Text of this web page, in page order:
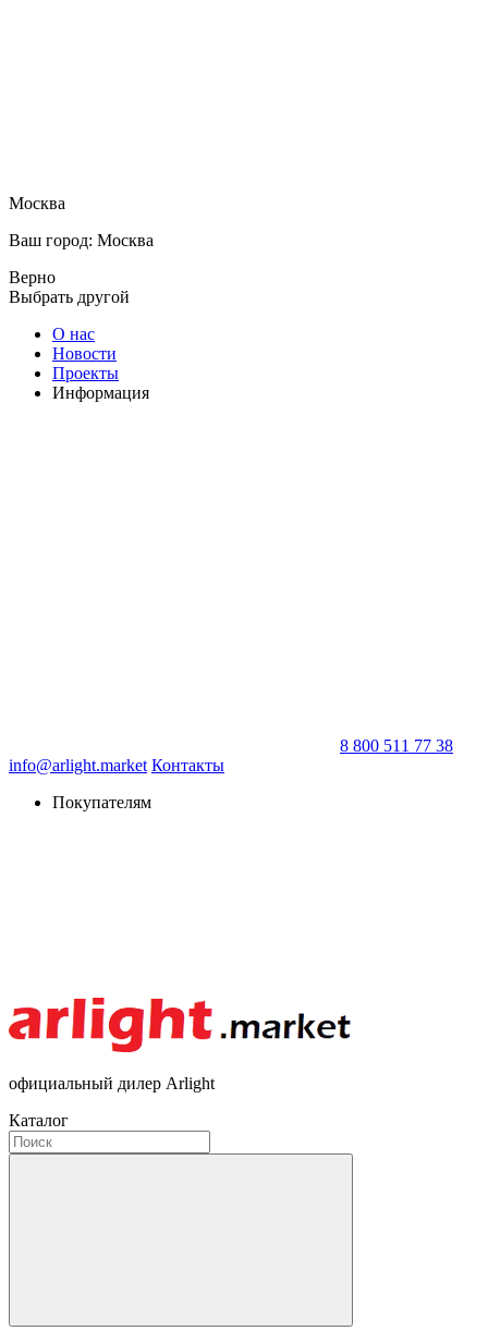
Москва
Ваш город: Москва
Верно
Выбрать другой
О нас
Новости
Проекты
Информация
8 800 511 77 38
info@arlight.market Контакты
Покупателям
официальный дилер Arlight
Каталог